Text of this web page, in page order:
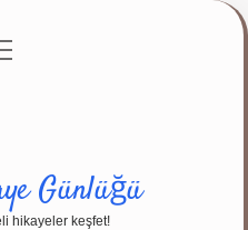
Günlüğü
hikayeler keşfet!